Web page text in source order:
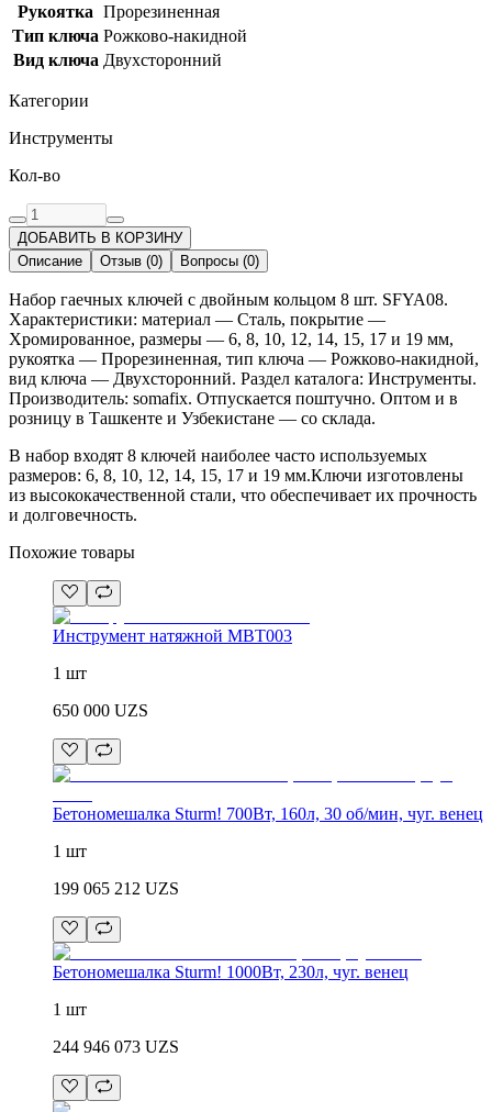
Рукоятка Прорезиненная
Тип ключа Рожково-накидной
Вид ключа Двухсторонний
Категории
Инструменты
Кол-во
ДОБАВИТЬ В КОРЗИНУ
Описание
Отзыв (0) Вопросы (0)
Набор гаечных ключей с двойным кольцом 8 шт. SFYA08.
Характеристики: материал — Сталь, покрытие —
Хромированное, размеры — 6, 8, 10, 12, 14, 15, 17 и 19 мм,
рукоятка — Прорезиненная, тип ключа — Рожково-накидной,
вид ключа — Двухсторонний. Раздел каталога: Инструменты.
Производитель: somafix. Отпускается поштучно. Оптом и в
розницу в Ташкенте и Узбекистане — со склада.
В набор входят 8 ключей наиболее часто используемых
размеров: 6, 8, 10, 12, 14, 15, 17 и 19 мм.Ключи изготовлены
из высококачественной стали, что обеспечивает их прочность
и долговечность.
Похожие товары
Инструмент натяжной MBT003
1 шт
650 000 UZS
Бетономешалка Sturm! 700Вт, 160л, 30 об/мин, чуг. венец
1 шт
199 065 212 UZS
Бетономешалка Sturm! 1000Вт, 230л, чуг. венец
1 шт
244 946 073 UZS